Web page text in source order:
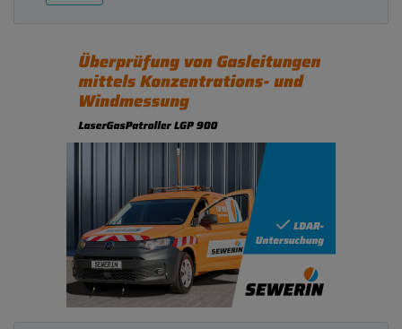
Kommunalwirtschaft!
Wir wünschen dem Team von RX-WATERTEC viel
Erfolg und freuen uns auf den neuen Schwung und
herausragende Fortschritte in der Branche.
Abonnieren Sie unseren Newsletter mit
Link zur kostenlosen PDF Ausgabe der
Kommunalwirtschaft!